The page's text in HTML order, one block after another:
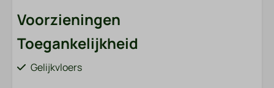
Voorzieningen
Toegankelijkheid
Gelijkvloers